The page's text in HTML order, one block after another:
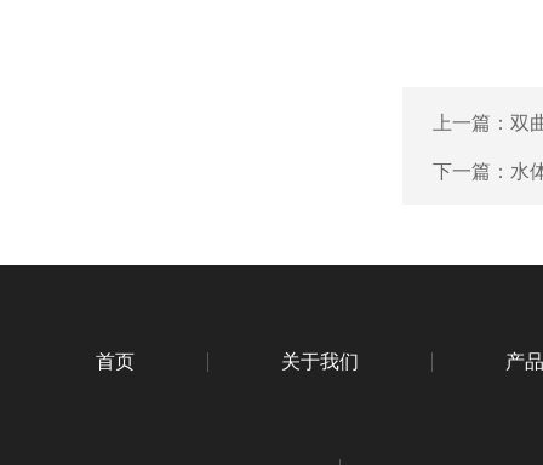
上一篇： 双
下一篇： 水
首页 关于我们 产